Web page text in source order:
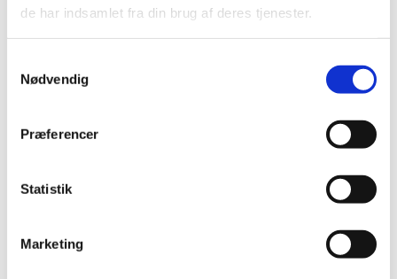
de har indsamlet fra din brug af deres tjenester.
Nødvendig
Præferencer
Statistik
Marketing
Køb nu
På lager
Køb nu
På lager
Information Specifikationer